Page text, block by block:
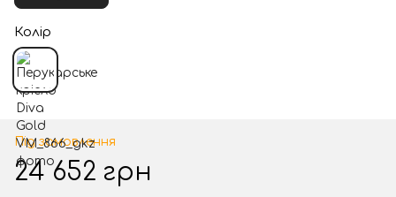
Колір
Під замовлення
24 652 грн